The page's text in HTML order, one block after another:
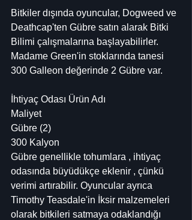
Bitkiler dışında oyuncular, Dogweed ve
Deathcap'ten Gübre satın alarak Bitki
Bilimi çalışmalarına başlayabilirler.
Madame Green'in stoklarında tanesi
300 Galleon değerinde 2 Gübre var.
İhtiyaç Odası Ürün Adı
Maliyet
Gübre (2)
300 Kalyon
Gübre genellikle tohumlara , ihtiyaç
odasında büyüdükçe eklenir , çünkü
verimi artırabilir. Oyuncular ayrıca
Timothy Teasdale'in İksir malzemeleri
olarak bitkileri satmaya odaklandığı